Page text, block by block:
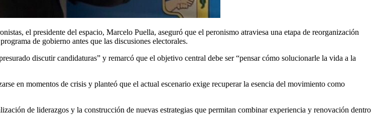
el presidente del espacio, Marcelo Puella, aseguró que el peronismo atraviesa una etapa de reorganización
de gobierno antes que las discusiones electorales.
discutir candidaturas” y remarcó que el objetivo central debe ser “pensar cómo solucionarle la vida a la
en momentos de crisis y planteó que el actual escenario exige recuperar la esencia del movimiento como
de liderazgos y la construcción de nuevas estrategias que permitan combinar experiencia y renovación dentro